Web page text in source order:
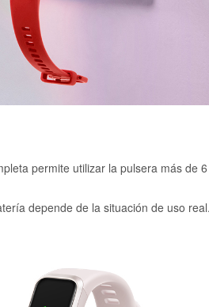
permite utilizar la pulsera más de
depende de la situación de uso real.